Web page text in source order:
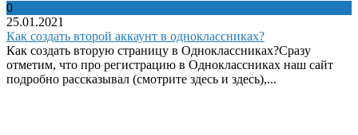
0
25.01.2021
Как создать второй аккаунт в одноклассниках?
Как создать вторую страницу в Одноклассниках?Сразу
отметим, что про регистрацию в Одноклассниках наш сайт
подробно рассказывал (смотрите здесь и здесь),...